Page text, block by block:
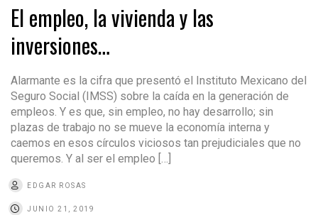
El empleo, la vivienda y las
inversiones…
Alarmante es la cifra que presentó el Instituto Mexicano del
Seguro Social (IMSS) sobre la caída en la generación de
empleos. Y es que, sin empleo, no hay desarrollo; sin
plazas de trabajo no se mueve la economía interna y
caemos en esos círculos viciosos tan prejudiciales que no
queremos. Y al ser el empleo […]
EDGAR ROSAS
JUNIO 21, 2019